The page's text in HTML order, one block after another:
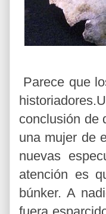
Parece que
conclusión de
una mujer de
nuevas
atención es
búnker. A